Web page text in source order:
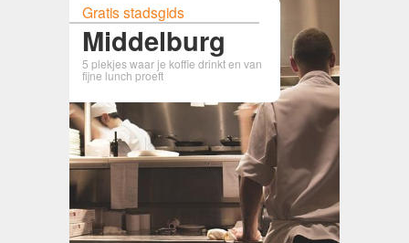
Gratis stadsgids
Middelburg
5 plekjes waar je koffie drinkt en van
fijne lunch proeft